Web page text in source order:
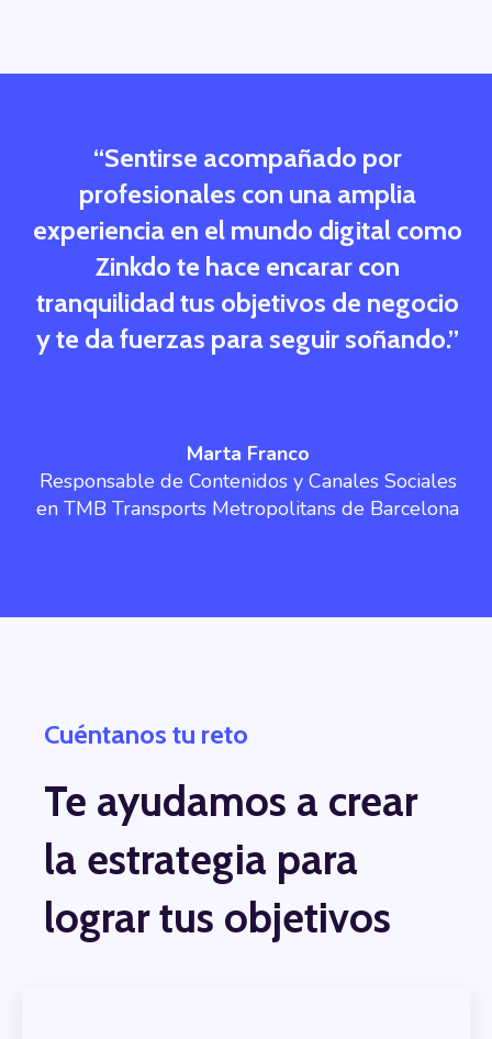
“Sentirse acompañado por
profesionales con una amplia
experiencia en el mundo digital como
Zinkdo te hace encarar con
tranquilidad tus objetivos de negocio
y te da fuerzas para seguir soñando.”
Marta Franco
Responsable de Contenidos y Canales Sociales
en TMB Transports Metropolitans de Barcelona
Cuéntanos tu reto
Te ayudamos a crear
la estrategia para
lograr tus objetivos